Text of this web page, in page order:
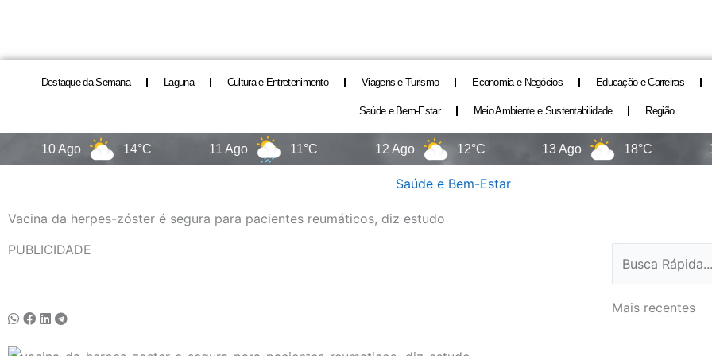
Destaque da Semana Laguna Cultura e Entretenimento Viagens e Turismo Economia e Negócios Educação e Carreiras
Saúde e Bem-Estar Meio Ambiente e Sustentabilidade Região
14°C 11°C 12°C 18°C
Saúde e Bem-Estar
Vacina da herpes-zóster é segura para pacientes reumáticos, diz estudo
PUBLICIDADE
Mais recentes